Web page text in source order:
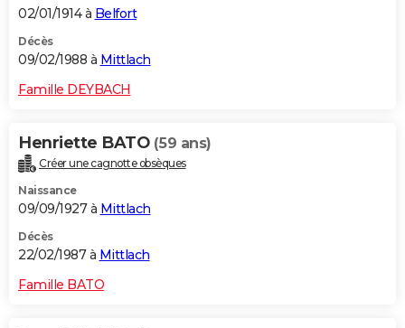
02/01/1914 à Belfort
Décès
09/02/1988 à Mittlach
Famille DEYBACH
Henriette BATO (59 ans)
Créer une cagnotte obsèques
Naissance
09/09/1927 à Mittlach
Décès
22/02/1987 à Mittlach
Famille BATO